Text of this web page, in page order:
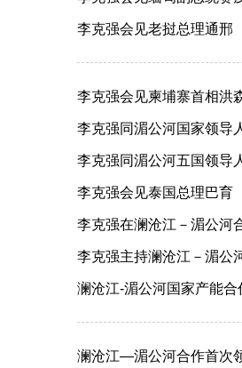
李克强会见老挝总理通邢
李克强会见柬埔寨首相洪
李克强同湄公河国家领导
李克强同湄公河五国领导
李克强会见泰国总理巴育
李克强在澜沧江－湄公河
李克强主持澜沧江－湄公
澜沧江-湄公河国家产能合
澜沧江—湄公河合作首次